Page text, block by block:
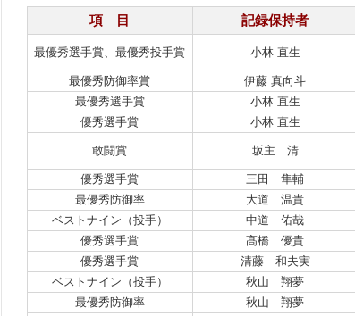
項 目 記録保持者
最優秀選手賞、最優秀投手賞 小林 直生
最優秀防御率賞
伊藤 真向斗
最優秀選手賞
小林 直生
優秀選手賞
小林 直生
敢闘賞 坂主 清
優秀選手賞
三田 隼輔
最優秀防御率
大道 温貴
ベストナイン（投手）
中道 佑哉
優秀選手賞
髙橋 優貴
優秀選手賞
清藤 和夫実
ベストナイン（投手）
秋山 翔夢
最優秀防御率
秋山 翔夢